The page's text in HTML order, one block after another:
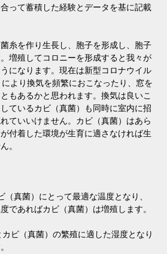
合って蓄積した経験とデータを基に記載
糸を作り生長し、胞子を形成し、胞子
増殖してコロニーを形成すると我々が
になります。現在は新型コロナウイル
より換気を頻繁におこなったり、窓を
もあるかと思われます。換気は良いこ
ているカビ（真菌）も同時に室内に招
ていいけません。カビ（真菌）はあら
付着した環境が生育に適さなければ生
。
真菌）にとって最適な温度となり、
であればカビ（真菌）は増殖します。
ビ（真菌）の繁殖に適した湿度となり